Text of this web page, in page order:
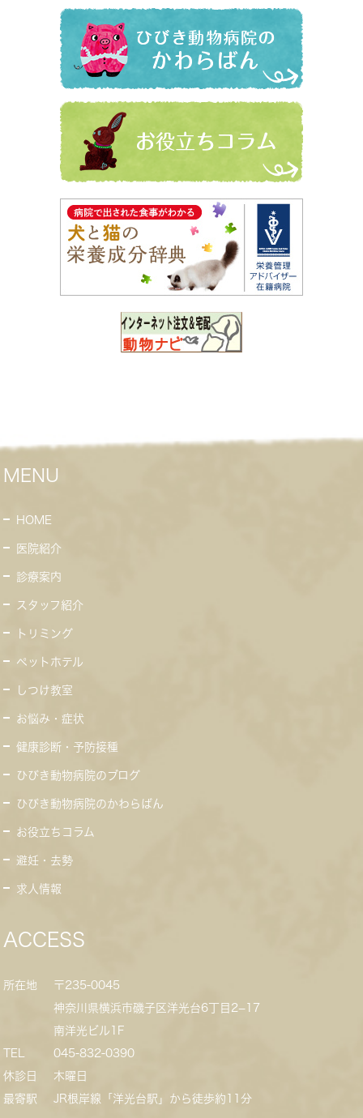
MENU
HOME
医院紹介
診療案内
スタッフ紹介
トリミング
ペットホテル
しつけ教室
お悩み・症状
健康診断・予防接種
ひびき動物病院のブログ
ひびき動物病院のかわらばん
お役立ちコラム
避妊・去勢
求人情報
ACCESS
所在地
〒235-0045
神奈川県横浜市磯子区洋光台6丁目2−17
南洋光ビル1F
TEL
045-832-0390
休診日
木曜日
最寄駅
JR根岸線「洋光台駅」から徒歩約11分